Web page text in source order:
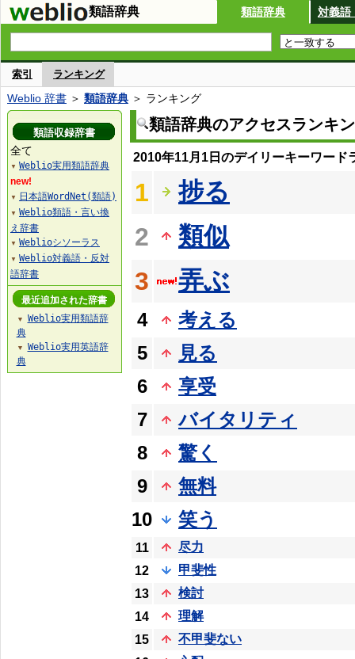
類語辞典 類語辞典 対義語
索引 ランキング
Weblio 辞書 ＞ 類語辞典 ＞ ランキング
類語辞典のアクセスランキ
2010年11月1日のデイリーキーワード
1
捗る
2
類似
3
弄ぶ
4
考える
5
見る
6
享受
7
バイタリティ
8
驚く
9
無料
10
笑う
11
尽力
12
甲斐性
13
検討
14
理解
15
不甲斐ない
類語収録辞書
全て
▼ Weblio実用類語辞典
new!
▼ 日本語WordNet(類語)
▼ Weblio類語・言い換
え辞書
▼ Weblioシソーラス
▼ Weblio対義語・反対
語辞書
最近追加された辞書
▼
Weblio実用類語辞
典
▼
Weblio実用英語辞
典